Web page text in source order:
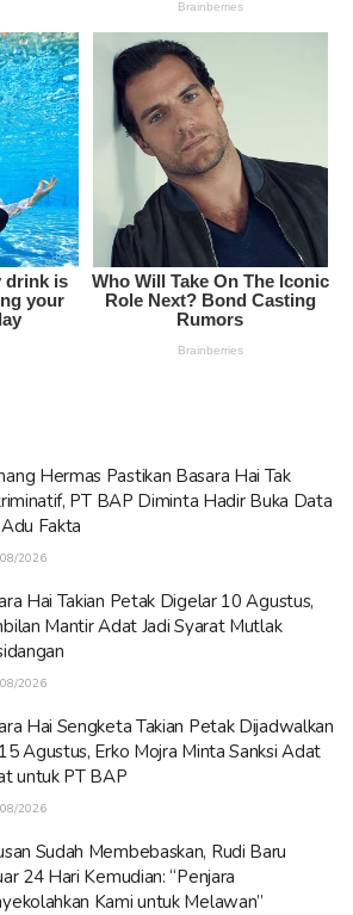
Hermas Pastikan Basara Hai Tak
PT BAP Diminta Hadir Buka Data
Fakta
2026
Hai Takian Petak Digelar 10 Agustus,
Mantir Adat Jadi Syarat Mutlak
2026
Hai Sengketa Takian Petak Dijadwalkan
Agustus, Erko Mojra Minta Sanksi Adat
untuk PT BAP
2026
Sudah Membebaskan, Rudi Baru
24 Hari Kemudian: “Penjara
Kami untuk Melawan”